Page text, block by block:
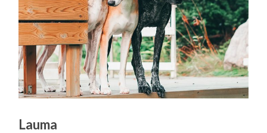
Lauma